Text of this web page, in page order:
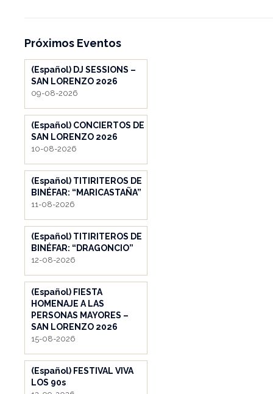
Próximos Eventos
(Español) DJ SESSIONS –
SAN LORENZO 2026
09-08-2026
(Español) CONCIERTOS DE
SAN LORENZO 2026
10-08-2026
(Español) TITIRITEROS DE
BINÉFAR: “MARICASTAÑA”
11-08-2026
(Español) TITIRITEROS DE
BINÉFAR: “DRAGONCIO”
12-08-2026
(Español) FIESTA
HOMENAJE A LAS
PERSONAS MAYORES –
SAN LORENZO 2026
15-08-2026
(Español) FESTIVAL VIVA
LOS 90s